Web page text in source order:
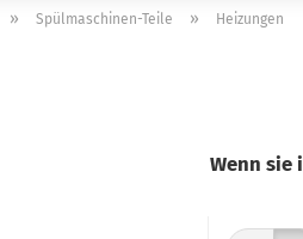
TEILE BÜGELGERÄTE-TEILE
» Spülmaschinen-Teile » Heizungen
Wenn sie